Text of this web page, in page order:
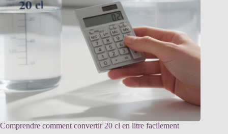
Comprendre comment convertir 20 cl en litre facilement